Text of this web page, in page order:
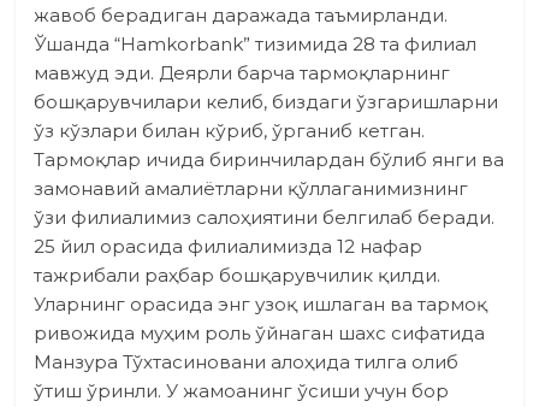
жавоб берадиган даражада таъмирланди.
Ўшанда “Hamkorbank” тизимида 28 та филиал
мавжуд эди. Деярли барча тармоқларнинг
бошқарувчилари келиб, биздаги ўзгаришларни
ўз кўзлари билан кўриб, ўрганиб кетган.
Тармоқлар ичида биринчилардан бўлиб янги ва
замонавий амалиётларни қўллаганимизнинг
ўзи филиалимиз салоҳиятини белгилаб беради.
25 йил орасида филиалимиз­да 12 нафар
тажрибали раҳбар бошқарувчилик қилди.
Уларнинг орасида энг узоқ ишлаган ва тармоқ
ривожида муҳим роль ўйнаган шахс сифатида
Манзура Тўхтасиновани алоҳида тилга олиб
ўтиш ўринли. У жамоанинг ўсиши учун бор